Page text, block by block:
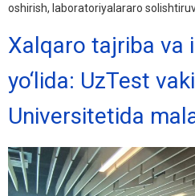
oshirish, laboratoriyalararo solishtiruv
Xalqaro tajriba va
yo‘lida: UzTest
Universitetida